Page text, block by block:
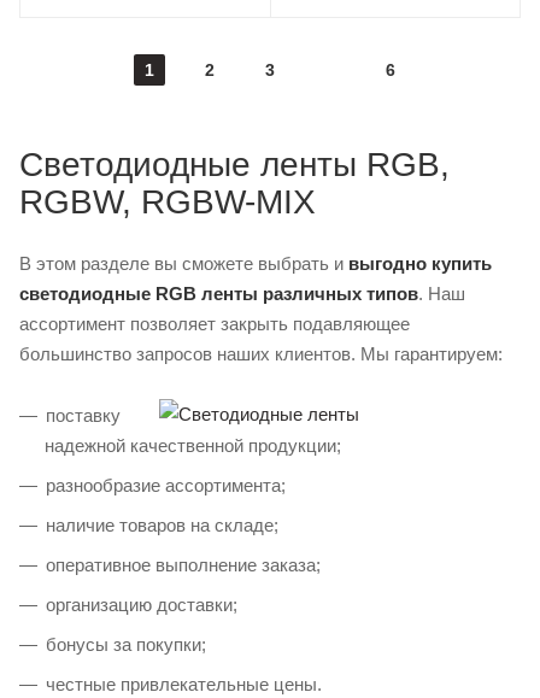
1 2 3 6
Светодиодные ленты RGB,
RGBW, RGBW-MIX
В этом разделе вы сможете выбрать и выгодно купить
светодиодные RGB ленты различных типов. Наш
ассортимент позволяет закрыть подавляющее
большинство запросов наших клиентов. Мы гарантируем:
поставку
надежной качественной продукции;
разнообразие ассортимента;
наличие товаров на складе;
оперативное выполнение заказа;
организацию доставки;
бонусы за покупки;
честные привлекательные цены.